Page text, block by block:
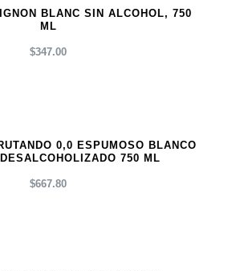
BLANC SIN ALCOHOL, 750
ML
$347.00
0,0 ESPUMOSO BLANCO
750 ML
$667.80